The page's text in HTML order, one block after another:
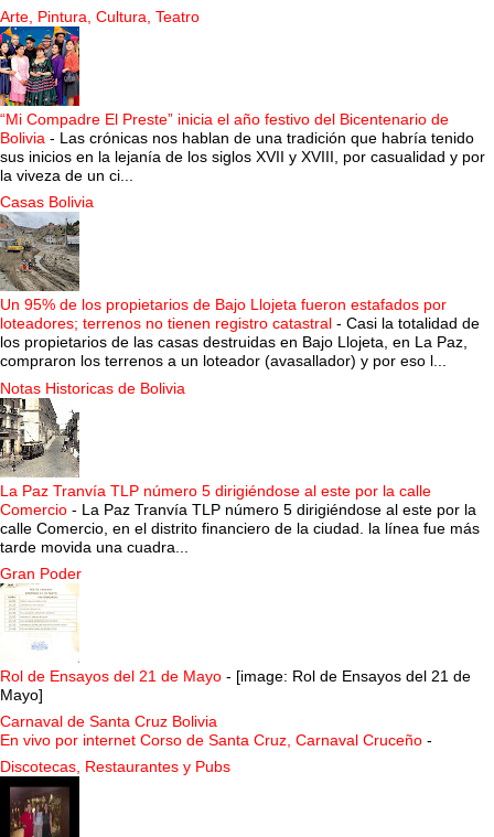
Arte, Pintura, Cultura, Teatro
“Mi Compadre El Preste” inicia el año festivo del Bicentenario de
Bolivia - Las crónicas nos hablan de una tradición que habría tenido
sus inicios en la lejanía de los siglos XVII y XVIII, por casualidad y por
la viveza de un ci...
Casas Bolivia
Un 95% de los propietarios de Bajo Llojeta fueron estafados por
loteadores; terrenos no tienen registro catastral - Casi la totalidad de
los propietarios de las casas destruidas en Bajo Llojeta, en La Paz,
compraron los terrenos a un loteador (avasallador) y por eso l...
Notas Historicas de Bolivia
La Paz Tranvía TLP número 5 dirigiéndose al este por la calle
Comercio - La Paz Tranvía TLP número 5 dirigiéndose al este por la
calle Comercio, en el distrito financiero de la ciudad. la línea fue más
tarde movida una cuadra...
Gran Poder
Rol de Ensayos del 21 de Mayo - [image: Rol de Ensayos del 21 de
Mayo]
Carnaval de Santa Cruz Bolivia
En vivo por internet Corso de Santa Cruz, Carnaval Cruceño -
Discotecas, Restaurantes y Pubs